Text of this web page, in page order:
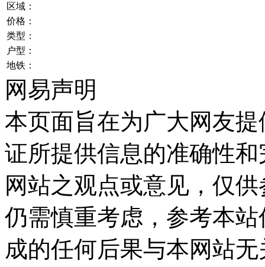
区域：
价格：
类型：
户型：
地铁：
网易声明
本页面旨在为广大网友
证所提供信息的准确性
网站之观点或意见，仅
仍需慎重考虑，参考本
成的任何后果与本网站